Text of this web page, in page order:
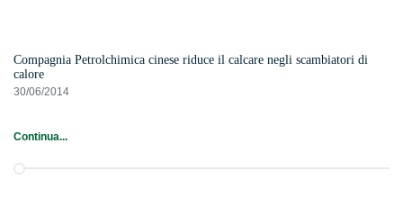
Compagnia Petrolchimica cinese riduce il calcare negli scambiatori di
calore
30/06/2014
Continua...